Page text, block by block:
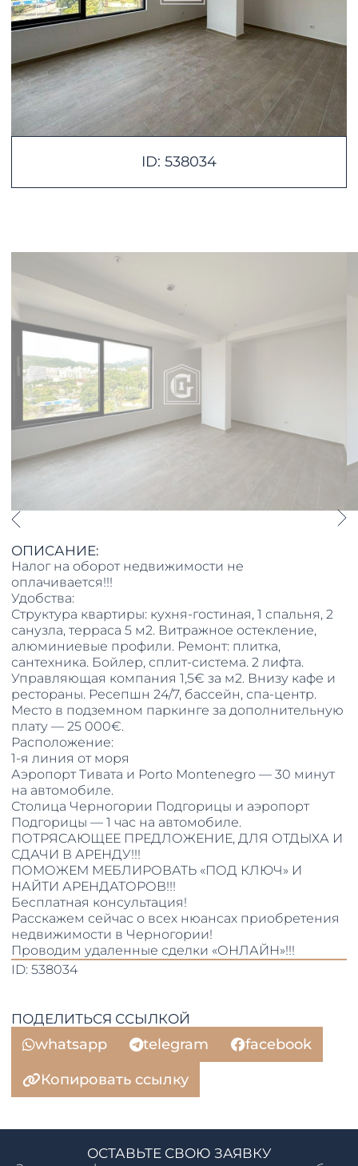
ID: 538034
ОПИСАНИЕ:
Налог на оборот недвижимости не
оплачивается!!!
Удобства:
Структура квартиры: кухня-гостиная, 1 спальня, 2
санузла, терраса 5 м2. Витражное остекление,
алюминиевые профили. Ремонт: плитка,
сантехника. Бойлер, сплит-система. 2 лифта.
Управляющая компания 1,5€ за м2. Внизу кафе и
рестораны. Ресепшн 24/7, бассейн, спа-центр.
Место в подземном паркинге за дополнительную
плату — 25 000€.
Расположение:
1-я линия от моря
Аэропорт Тивата и Porto Montenegro — 30 минут
на автомобиле.
Столица Черногории Подгорицы и аэропорт
Подгорицы — 1 час на автомобиле.
ПОТРЯСАЮЩЕЕ ПРЕДЛОЖЕНИЕ, ДЛЯ ОТДЫХА И
СДАЧИ В АРЕНДУ!!!
ПОМОЖЕМ МЕБЛИРОВАТЬ «ПОД КЛЮЧ» И
НАЙТИ АРЕНДАТОРОВ!!!
Бесплатная консультация!
Расскажем сейчас о всех нюансах приобретения
недвижимости в Черногории!
Проводим удаленные сделки «ОНЛАЙН»!!!
ID: 538034
ПОДЕЛИТЬСЯ ССЫЛКОЙ
whatsapp telegram
facebook
Копировать ссылку
ОСТАВЬТЕ СВОЮ ЗАЯВКУ